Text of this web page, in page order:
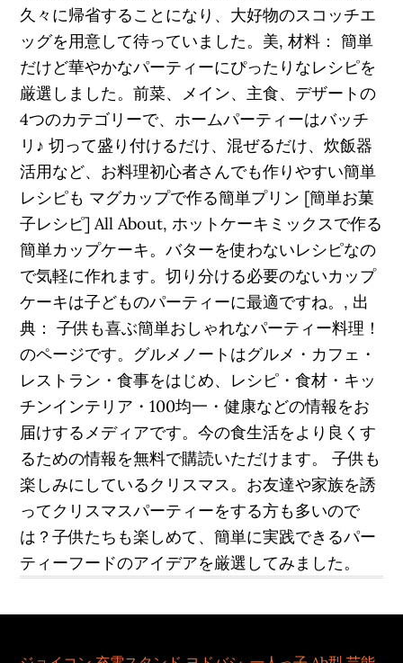
久々に帰省することになり、大好物のスコッチエ
ッグを用意して待っていました。美, 材料： 簡単
だけど華やかなパーティーにぴったりなレシピを
厳選しました。前菜、メイン、主食、デザートの
4つのカテゴリーで、ホームパーティーはバッチ
リ♪ 切って盛り付けるだけ、混ぜるだけ、炊飯器
活用など、お料理初心者さんでも作りやすい簡単
レシピも マグカップで作る簡単プリン [簡単お菓
子レシピ] All About, ホットケーキミックスで作る
簡単カップケーキ。バターを使わないレシピなの
で気軽に作れます。切り分ける必要のないカップ
ケーキは子どものパーティーに最適ですね。, 出
典： 子供も喜ぶ簡単おしゃれなパーティー料理！
のページです。グルメノートはグルメ・カフェ・
レストラン・食事をはじめ、レシピ・食材・キッ
チンインテリア・100均一・健康などの情報をお
届けするメディアです。今の食生活をより良くす
るための情報を無料で購読いただけます。 子供も
楽しみにしているクリスマス。お友達や家族を誘
ってクリスマスパーティーをする方も多いので
は？子供たちも楽しめて、簡単に実践できるパー
ティーフードのアイデアを厳選してみました。